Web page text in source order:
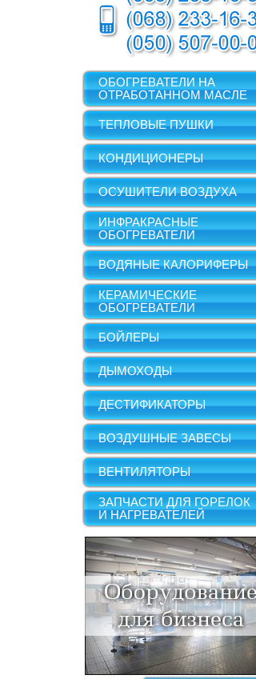
ОБОГРЕВАТЕЛИ НА
ОТРАБОТАННОМ МАСЛЕ
ТЕПЛОВЫЕ ПУШКИ
КОНДИЦИОНЕРЫ
ОСУШИТЕЛИ ВОЗДУХА
ИНФРАКРАСНЫЕ
ОБОГРЕВАТЕЛИ
ВОДЯНЫЕ КАЛОРИФЕРЫ
КЕРАМИЧЕСКИЕ
ОБОГРЕВАТЕЛИ
БОЙЛЕРЫ
ДЫМОХОДЫ
ДЕСТИФИКАТОРЫ
ВОЗДУШНЫЕ ЗАВЕСЫ
ВЕНТИЛЯТОРЫ
ЗАПЧАСТИ ДЛЯ ГОРЕЛОК
И НАГРЕВАТЕЛЕЙ